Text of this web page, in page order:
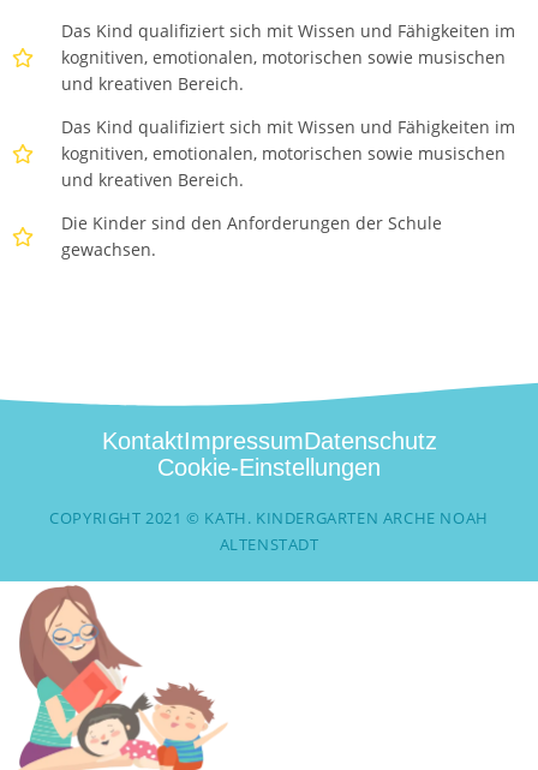
Das Kind qualifiziert sich mit Wissen und Fähigkeiten im
kognitiven, emotionalen, motorischen sowie musischen
und kreativen Bereich.
Das Kind qualifiziert sich mit Wissen und Fähigkeiten im
kognitiven, emotionalen, motorischen sowie musischen
und kreativen Bereich.
Die Kinder sind den Anforderungen der Schule
gewachsen.
KontaktImpressumDatenschutz
Cookie-Einstellungen
COPYRIGHT 2021 © KATH. KINDERGARTEN ARCHE NOAH
ALTENSTADT